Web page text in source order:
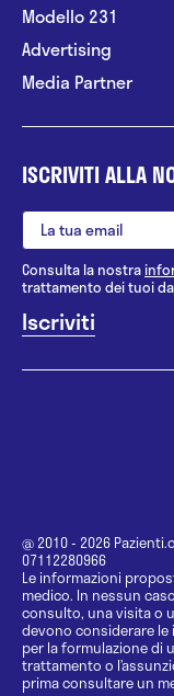
Modello 231
Advertising
Media Partner
ISCRIVITI ALLA
Consulta la nostra
trattamento dei tuoi
@ 2010 - 2026
07112280966
Le informazioni
medico. In nessun
consulto, una visita o
devono considerare
per la formulazione di
trattamento o
prima consultare un